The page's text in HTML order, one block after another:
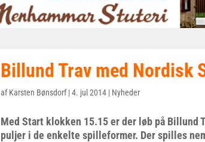
Billund Trav med Nordisk
afKarsten Bønsdorf|4. jul 2014 | Nyheder
Med Start klokken 15.15 er der løb på Billund
puljer i de enkelte spilleformer. Der spilles